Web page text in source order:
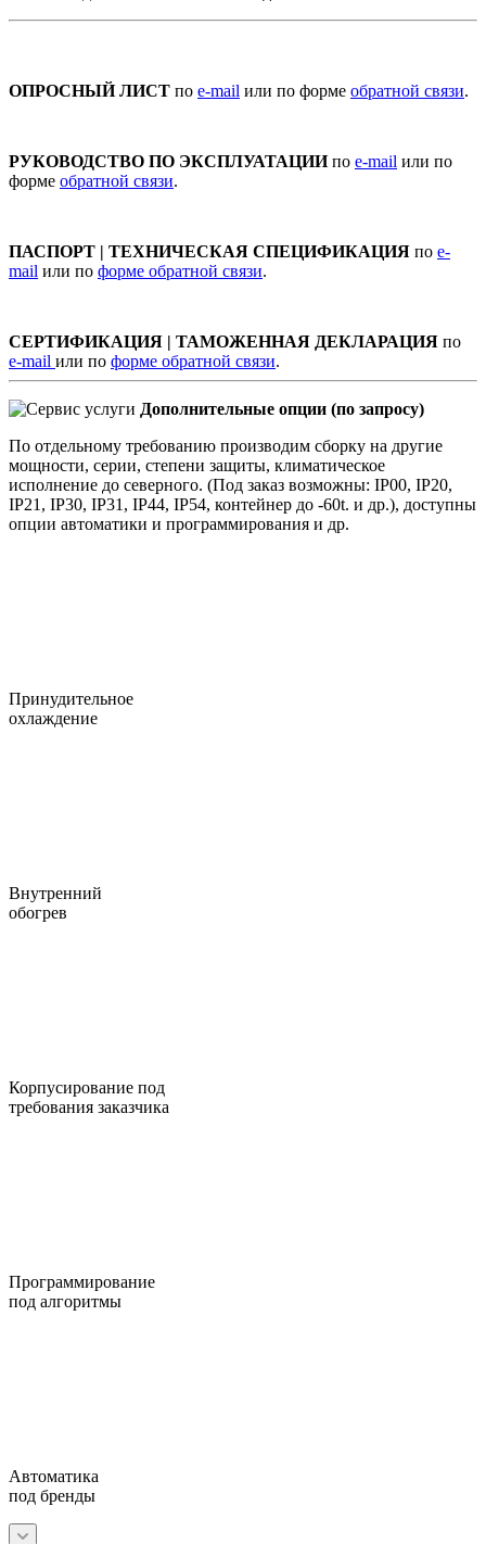
ОПРОСНЫЙ ЛИСТ по e-mail или по форме обратной связи.
РУКОВОДСТВО ПО ЭКСПЛУАТАЦИИпо e-mail или по
форме обратной связи.
ПАСПОРТ | ТЕХНИЧЕСКАЯ СПЕЦИФИКАЦИЯ по e-
mail или по форме обратной связи.
СЕРТИФИКАЦИЯ | ТАМОЖЕННАЯ ДЕКЛАРАЦИЯ по
e-mail или по форме обратной связи.
Дополнительные опции (по запросу)
По отдельному требованию производим сборку на другие
мощности, серии, степени защиты, климатическое
исполнение до северного. (Под заказ возможны: IP00, IP20,
IP21, IP30, IP31, IP44, IP54, контейнер до -60t. и др.), доступны
опции автоматики и программирования и др.
Принудительное
охлаждение
Внутренний
обогрев
Корпусирование под
требования заказчика
Программирование
под алгоритмы
Автоматика
под бренды